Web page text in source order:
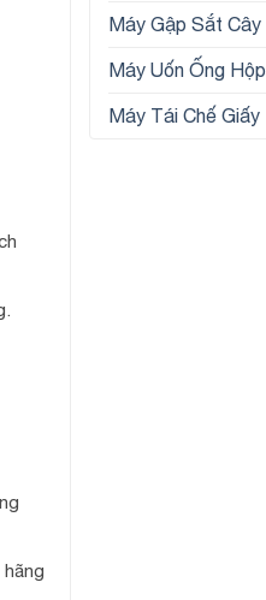
Máy Gập Sắt Cây
Máy Uốn Ống Hộp
Máy Tái Chế Giấy